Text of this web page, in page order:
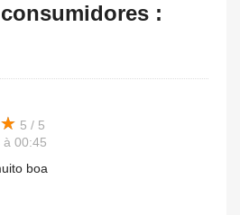
:
★
★ 5 / 5
00:45
boa